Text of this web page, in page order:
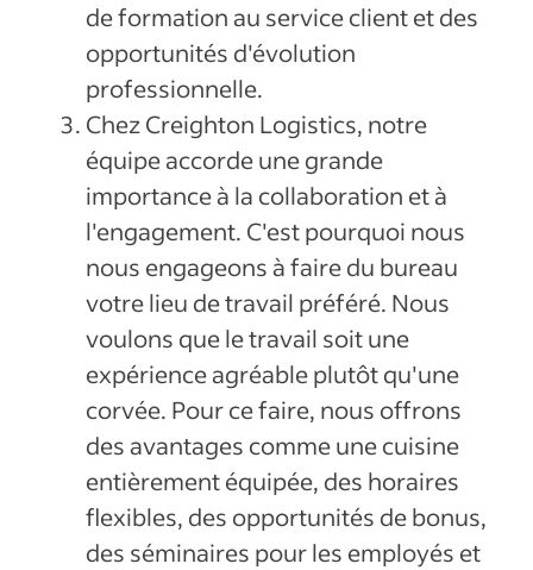
de formation au service client et des
opportunités d'évolution
professionnelle.
Chez Creighton Logistics, notre
équipe accorde une grande
importance à la collaboration et à
l'engagement. C'est pourquoi nous
nous engageons à faire du bureau
votre lieu de travail préféré. Nous
voulons que le travail soit une
expérience agréable plutôt qu'une
corvée. Pour ce faire, nous offrons
des avantages comme une cuisine
entièrement équipée, des horaires
flexibles, des opportunités de bonus,
des séminaires pour les employés et